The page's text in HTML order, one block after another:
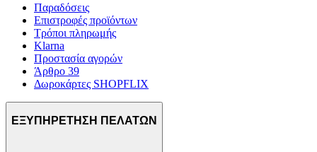
Παραδόσεις
Επιστροφές προϊόντων
Τρόποι πληρωμής
Klarna
Προστασία αγορών
Άρθρο 39
Δωροκάρτες SHOPFLIX
ΕΞΥΠΗΡΕΤΗΣΗ ΠΕΛΑΤΩΝ